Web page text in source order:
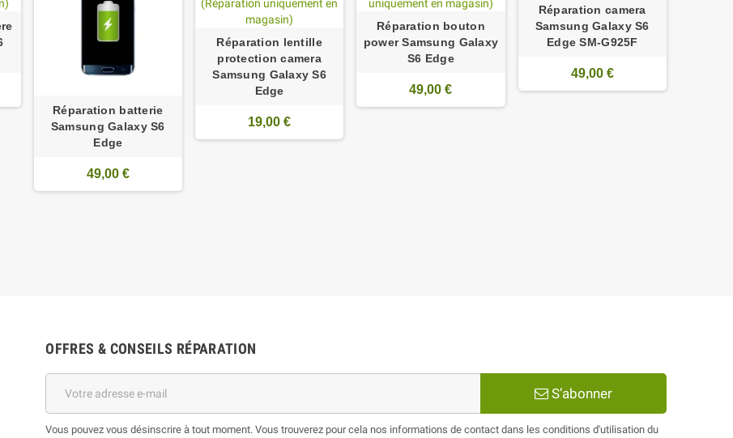
Réparation batterie
Samsung Galaxy S6
Edge
49,00 €
Réparation lentille
protection camera
Samsung Galaxy S6
Edge
19,00 €
Réparation bouton
power Samsung Galaxy
S6 Edge
49,00 €
Réparation camera
Samsung Galaxy S6
Edge SM-G925F
49,00 €
OFFRES & CONSEILS RÉPARATION
S’abonner
Vous pouvez vous désinscrire à tout moment. Vous trouverez pour cela nos informations de contact dans les conditions d'utilisation du